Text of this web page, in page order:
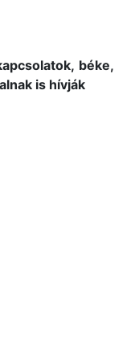
béke,
is hívják